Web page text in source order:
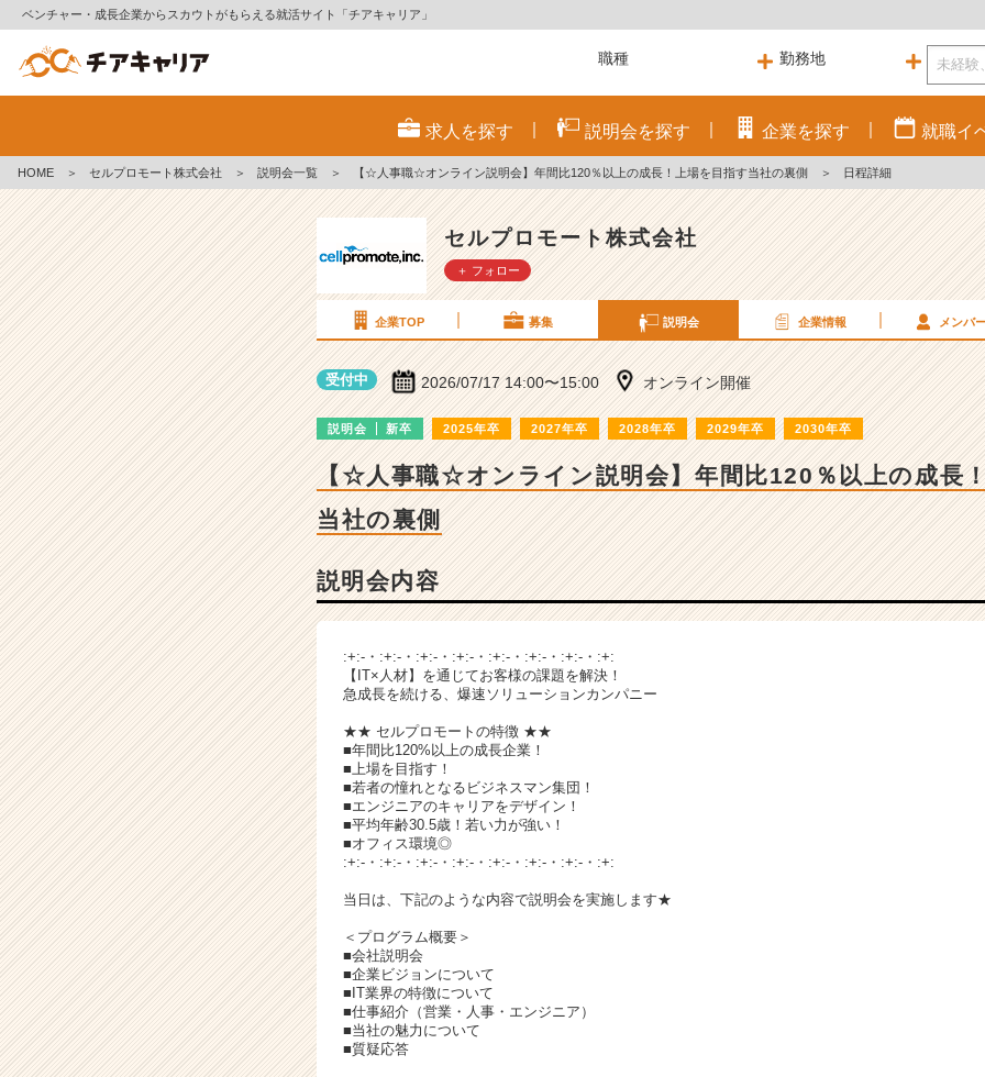
ベンチャー・成長企業からスカウトがもらえる就活サイト「チアキャリア」
ロ
モ
求人を探す 説明会を探す 企業を探す 就職イ
HOME ＞ セルプロモート株式会社 ＞ 説明会一覧 ＞ 【☆人事職☆オンライン説明会】年間比120％以上の成長！上場を目指す当社の裏側 ＞ 日程詳細
セルプロモート株式会社
＋ フォロー
企業TOP 募集 説明会 企業情報 メンバ
受付中 2026/07/17 14:00〜15:00 オンライン開催
説明会 新卒 2025年卒 2027年卒 2028年卒 2029年卒 2030年卒
【☆人事職☆オンライン説明会】年間比120％以上の成長
当社の裏側
説明会内容
:+:-・:+:-・:+:-・:+:-・:+:-・:+:-・:+:-・:+:
【IT×人材】を通じてお客様の課題を解決！
急成長を続ける、爆速ソリューションカンパニー
★★ セルプロモートの特徴 ★★
■年間比120%以上の成長企業！
■上場を目指す！
■若者の憧れとなるビジネスマン集団！
■エンジニアのキャリアをデザイン！
■平均年齢30.5歳！若い力が強い！
■オフィス環境◎
:+:-・:+:-・:+:-・:+:-・:+:-・:+:-・:+:-・:+:
当日は、下記のような内容で説明会を実施します★
＜プログラム概要＞
■会社説明会
■企業ビジョンについて
■IT業界の特徴について
■仕事紹介（営業・人事・エンジニア）
■当社の魅力について
■質疑応答